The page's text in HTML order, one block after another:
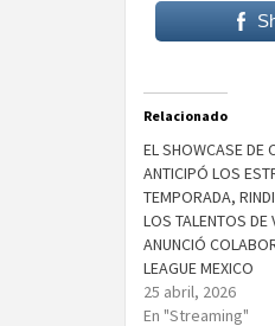
Relacionado
EL SHOWCASE DE
ANTICIPÓ LOS
TEMPORADA,
LOS TALENTOS DE
ANUNCIÓ
LEAGUE MEXICO
25 abril, 2026
En "Streaming"